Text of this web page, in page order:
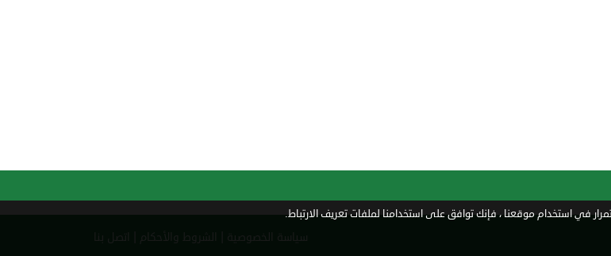
في استخدام موقعنا ، فإنك توافق على استخدامنا لملفات تعريف الارتباط.